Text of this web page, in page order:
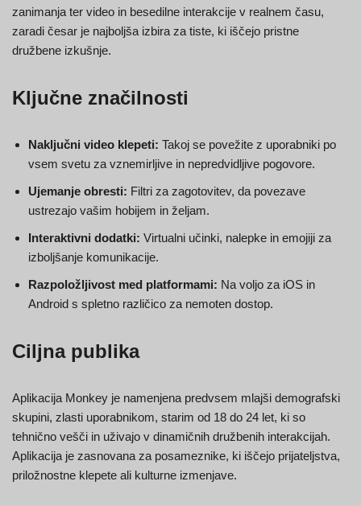
zanimanja ter video in besedilne interakcije v realnem času,
zaradi česar je najboljša izbira za tiste, ki iščejo pristne
družbene izkušnje.
Ključne značilnosti
Naključni video klepeti: Takoj se povežite z uporabniki po
vsem svetu za vznemirljive in nepredvidljive pogovore.
Ujemanje obresti: Filtri za zagotovitev, da povezave
ustrezajo vašim hobijem in željam.
Interaktivni dodatki: Virtualni učinki, nalepke in emojiji za
izboljšanje komunikacije.
Razpoložljivost med platformami: Na voljo za iOS in
Android s spletno različico za nemoten dostop.
Ciljna publika
Aplikacija Monkey je namenjena predvsem mlajši demografski
skupini, zlasti uporabnikom, starim od 18 do 24 let, ki so
tehnično vešči in uživajo v dinamičnih družbenih interakcijah.
Aplikacija je zasnovana za posameznike, ki iščejo prijateljstva,
priložnostne klepete ali kulturne izmenjave.